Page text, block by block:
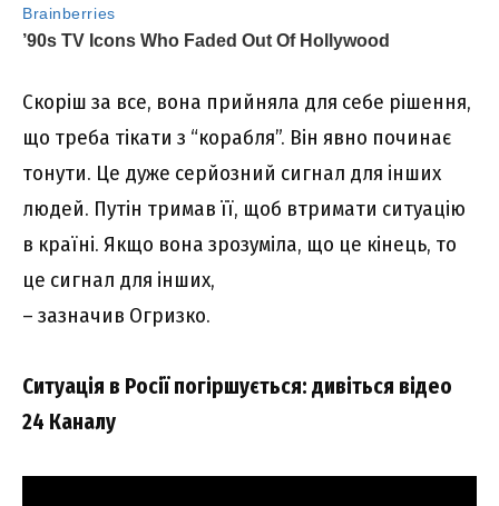
Скоріш за все, вона прийняла для себе рішення,
що треба тікати з “корабля”. Він явно починає
тонути. Це дуже серйозний сигнал для інших
людей. Путін тримав її, щоб втримати ситуацію
в країні. Якщо вона зрозуміла, що це кінець, то
це сигнал для інших,
– зазначив Огризко.
Ситуація в Росії погіршується: дивіться відео
24 Каналу